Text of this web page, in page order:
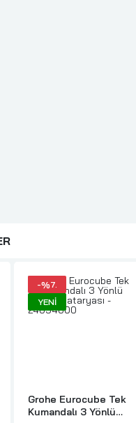
-%7.
YENI
Grohe Eurocube Tek
Kumandalı 3 Yönlü